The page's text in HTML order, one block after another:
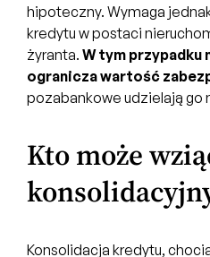
hipoteczny. Wymaga
kredytu w postaci
żyranta. W tym przypadku
ogranicza wartość
pozabankowe udzielają go
Kto może
Konsolidacja kredytu,